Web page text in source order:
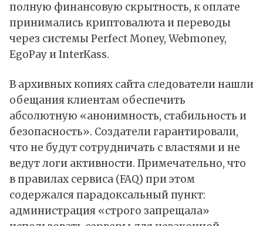
полную финансовую скрытность, к оплате
принимались криптовалюта и переводы
через системы Perfect Money, Webmoney,
EgoPay и InterKass.
В архивных копиях сайта следователи нашли
обещания клиентам обеспечить
абсолютную «анонимность, стабильность и
безопасность». Создатели гарантировали,
что не будут сотрудничать с властями и не
ведут логи активности. Примечательно, что
в правилах сервиса (FAQ) при этом
содержался парадоксальный пункт:
администрация «строго запрещала»